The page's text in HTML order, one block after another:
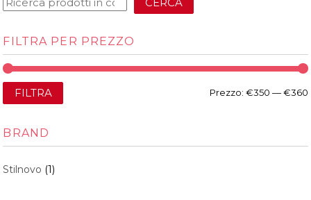
FILTRA PER PREZZO
FILTRA Prezzo: €350 —€360
BRAND
Stilnovo (1)